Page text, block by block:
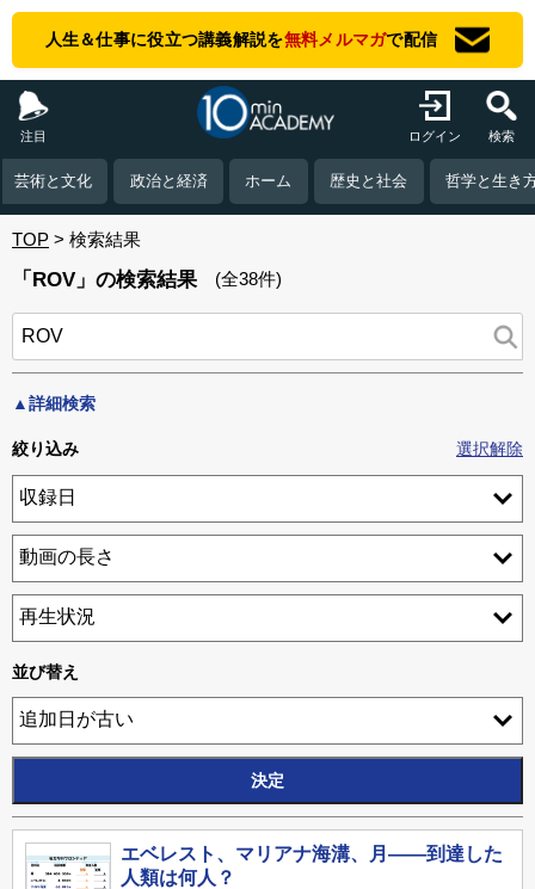
人生＆仕事に役立つ講義解説を無料メルマガで配信
注目 ログイン 検索
芸術と文化 政治と経済 ホーム 歴史と社会 哲学と生き
TOP 検索結果
「ROV」の検索結果 (全38件)
▲詳細検索
絞り込み 選択解除
並び替え
エベレスト、マリアナ海溝、月――到達した
人類は何人？